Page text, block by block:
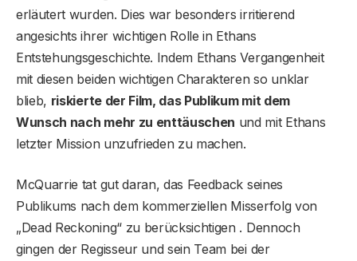
erläutert wurden. Dies war besonders irritierend
angesichts ihrer wichtigen Rolle in Ethans
Entstehungsgeschichte. Indem Ethans Vergangenheit
mit diesen beiden wichtigen Charakteren so unklar
blieb, riskierte der Film, das Publikum mit dem
Wunsch nach mehr zu enttäuschen und mit Ethans
letzter Mission unzufrieden zu machen.
McQuarrie tat gut daran, das Feedback seines
Publikums nach dem kommerziellen Misserfolg von
„Dead Reckoning“ zu berücksichtigen . Dennoch
gingen der Regisseur und sein Team bei der